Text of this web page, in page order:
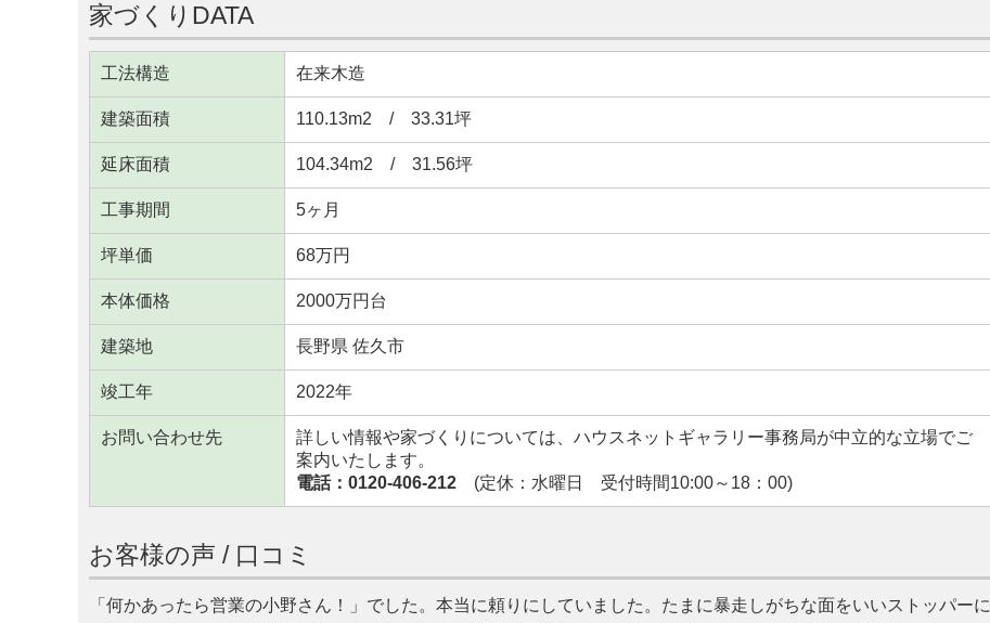
家づくりDATA
工法構造 在来木造
建築面積 110.13m2 / 33.31坪
延床面積 104.34m2 / 31.56坪
工事期間 5ヶ月
坪単価 68万円
本体価格 2000万円台
建築地 長野県 佐久市
竣工年 2022年
お問い合わせ先
詳しい情報や家づくりについては、ハウスネットギャラリー事務局が中立的な立場でご
案内いたします。
電話：0120-406-212 (定休：水曜日 受付時間10:00～18：00)
お客様の声 / 口コミ
何かあったら営業の小野さん！
でした。本当に頼りにしていました。たまに暴走しがちな面をいいストッパーに